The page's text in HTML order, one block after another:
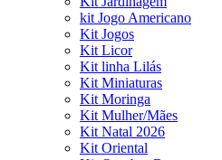
kit Jogo Americano
Kit Jogos
Kit Licor
Kit linha Lilás
Kit Miniaturas
Kit Moringa
Kit Mulher/Mães
Kit Natal 2026
Kit Oriental